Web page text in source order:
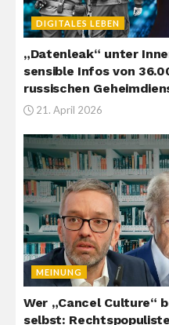
DIGITALES LEBEN
„Datenleak“ unter
sensible Infos von
russischen
21. April 2026
MEINUNG
Wer „Cancel Culture“
selbst: